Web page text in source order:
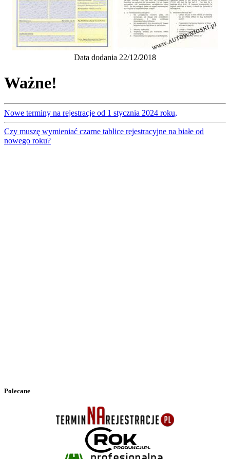
Data dodania 22/12/2018
Ważne!
Nowe terminy na rejestracje od 1 stycznia 2024 roku,
Czy muszę wymieniać czarne tablice rejestracyjne na białe od
nowego roku?
Polecane